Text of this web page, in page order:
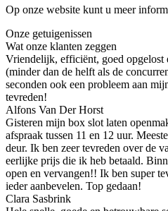
Op onze website kunt u meer
Onze getuigenissen
Wat onze klanten zeggen
Vriendelijk, efficiënt, goed opgelost
(minder dan de helft als de
seconden ook een probleem aan
tevreden!
Alfons Van Der Horst
Gisteren mijn box slot laten
afspraak tussen 11 en 12 uur.
deur. Ik ben zeer tevreden over de
eerlijke prijs die ik heb betaald.
open en vervangen!! Ik ben super
ieder aanbevelen. Top gedaan!
Clara Sasbrink